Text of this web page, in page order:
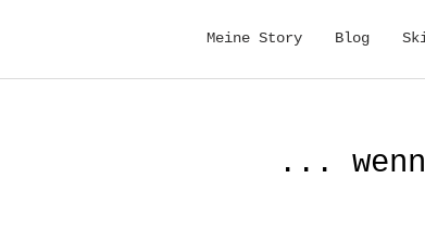
Meine Story Blog
...